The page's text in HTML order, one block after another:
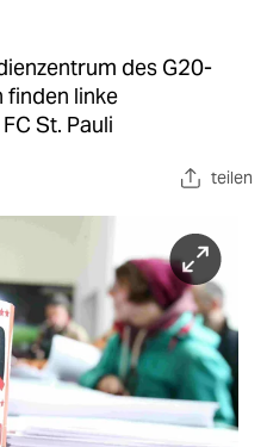
des G20-
finden linke
St. Pauli
teilen